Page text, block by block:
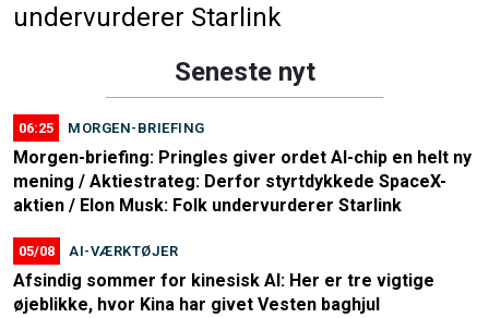
undervurderer Starlink
Seneste nyt
06:25 MORGEN-BRIEFING
Morgen-briefing: Pringles giver ordet AI-chip en helt ny
mening / Aktiestrateg: Derfor styrtdykkede SpaceX-
aktien / Elon Musk: Folk undervurderer Starlink
05/08 AI-VÆRKTØJER
Afsindig sommer for kinesisk AI: Her er tre vigtige
øjeblikke, hvor Kina har givet Vesten baghjul